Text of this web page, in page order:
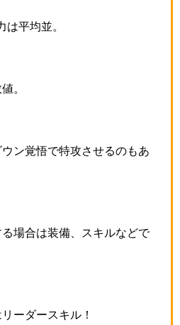
は平均並。
。
ウン覚悟で特攻させるのもあ
場合は装備、スキルなどで
ーダースキル！